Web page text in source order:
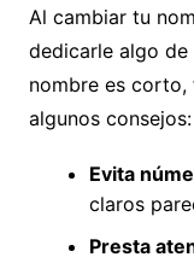
Al cambiar tu
dedicarle algo
nombre es
algunos consejos:
Evita
claros
Presta